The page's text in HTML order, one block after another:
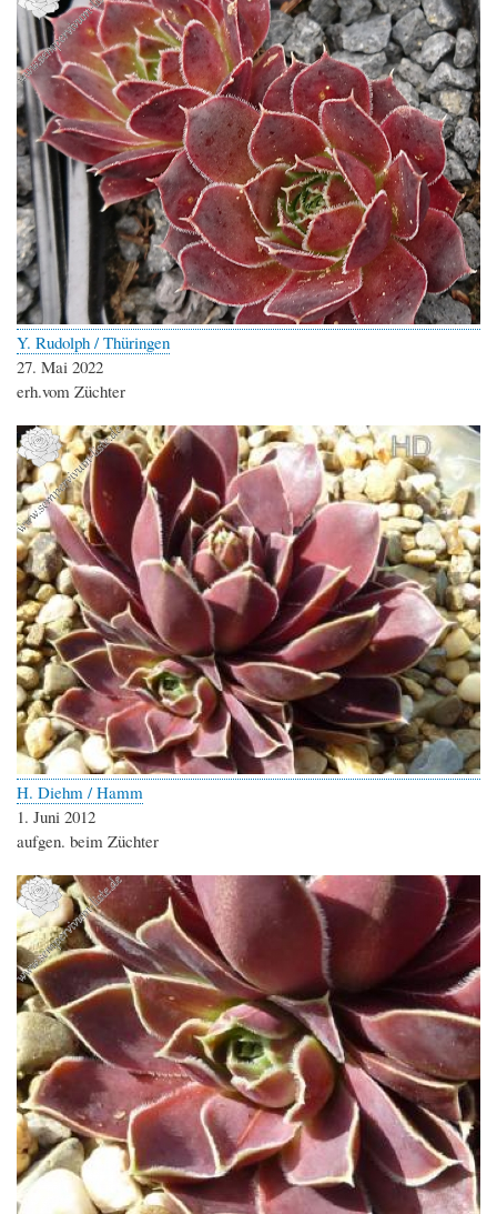
Y. Rudolph / Thüringen
27. Mai 2022
erh.vom Züchter
H. Diehm / Hamm
1. Juni 2012
aufgen. beim Züchter